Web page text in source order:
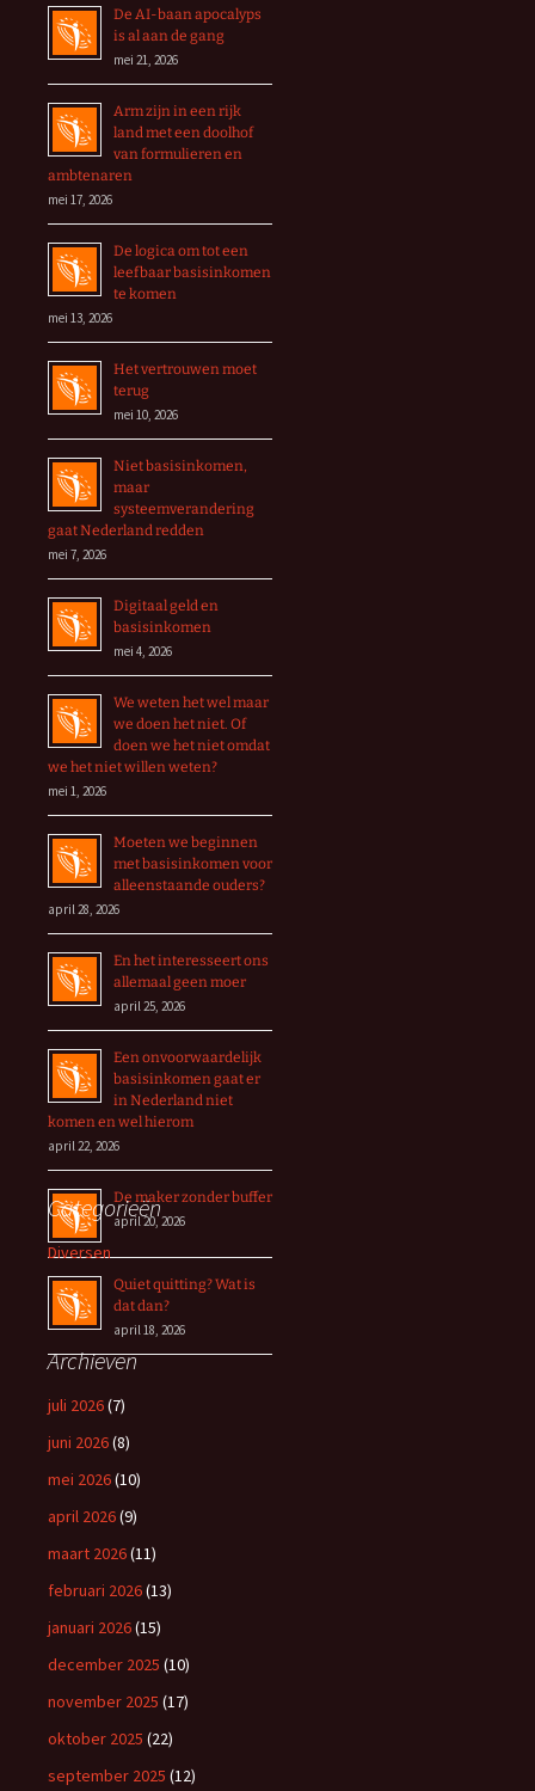
De AI-baan apocalyps
is al aan de gang
mei 21, 2026
Arm zijn in een rijk
land met een doolhof
van formulieren en
ambtenaren
mei 17, 2026
De logica om tot een
leefbaar basisinkomen
te komen
mei 13, 2026
Het vertrouwen moet
terug
mei 10, 2026
Niet basisinkomen,
maar
systeemverandering
gaat Nederland redden
mei 7, 2026
Digitaal geld en
basisinkomen
mei 4, 2026
We weten het wel maar
we doen het niet. Of
doen we het niet omdat
we het niet willen weten?
mei 1, 2026
Moeten we beginnen
met basisinkomen voor
alleenstaande ouders?
april 28, 2026
En het interesseert ons
allemaal geen moer
april 25, 2026
Een onvoorwaardelijk
basisinkomen gaat er
in Nederland niet
komen en wel hierom
april 22, 2026
De maker zonder buffer
april 20, 2026
Quiet quitting? Wat is
dat dan?
april 18, 2026
Categorieën
Diversen
Archieven
juli 2026(7)
juni 2026(8)
mei 2026(10)
april 2026(9)
maart 2026(11)
februari 2026(13)
januari 2026(15)
december 2025 (10)
november 2025 (17)
oktober 2025 (22)
september 2025 (12)